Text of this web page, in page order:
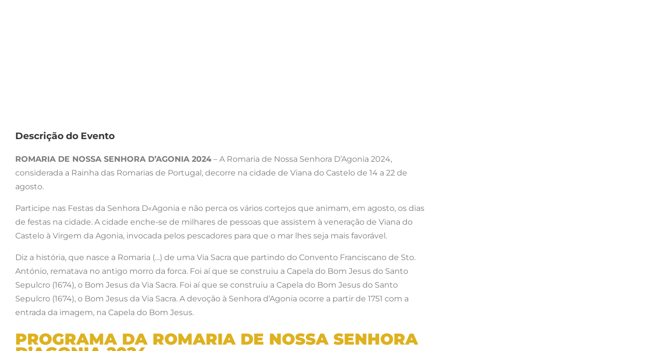
Descrição do Evento
ROMARIA DE NOSSA SENHORA D’AGONIA 2024 – A Romaria de Nossa Senhora D’Agonia 2024,
considerada a Rainha das Romarias de Portugal, decorre na cidade de Viana do Castelo de 14 a 22 de
agosto.
Participe nas Festas da Senhora D«Agonia e não perca os vários cortejos que animam, em agosto, os dias
de festas na cidade. A cidade enche-se de milhares de pessoas que assistem à veneração de Viana do
Castelo à Virgem da Agonia, invocada pelos pescadores para que o mar lhes seja mais favorável.
Diz a história, que nasce a Romaria (…) de uma Via Sacra que partindo do Convento Franciscano de Sto.
António, rematava no antigo morro da forca. Foi aí que se construiu a Capela do Bom Jesus do Santo
Sepulcro (1674), o Bom Jesus da Via Sacra. Foi aí que se construiu a Capela do Bom Jesus do Santo
Sepulcro (1674), o Bom Jesus da Via Sacra. A devoção à Senhora d’Agonia ocorre a partir de 1751 com a
entrada da imagem, na Capela do Bom Jesus.
PROGRAMA DA ROMARIA DE NOSSA SENHORA